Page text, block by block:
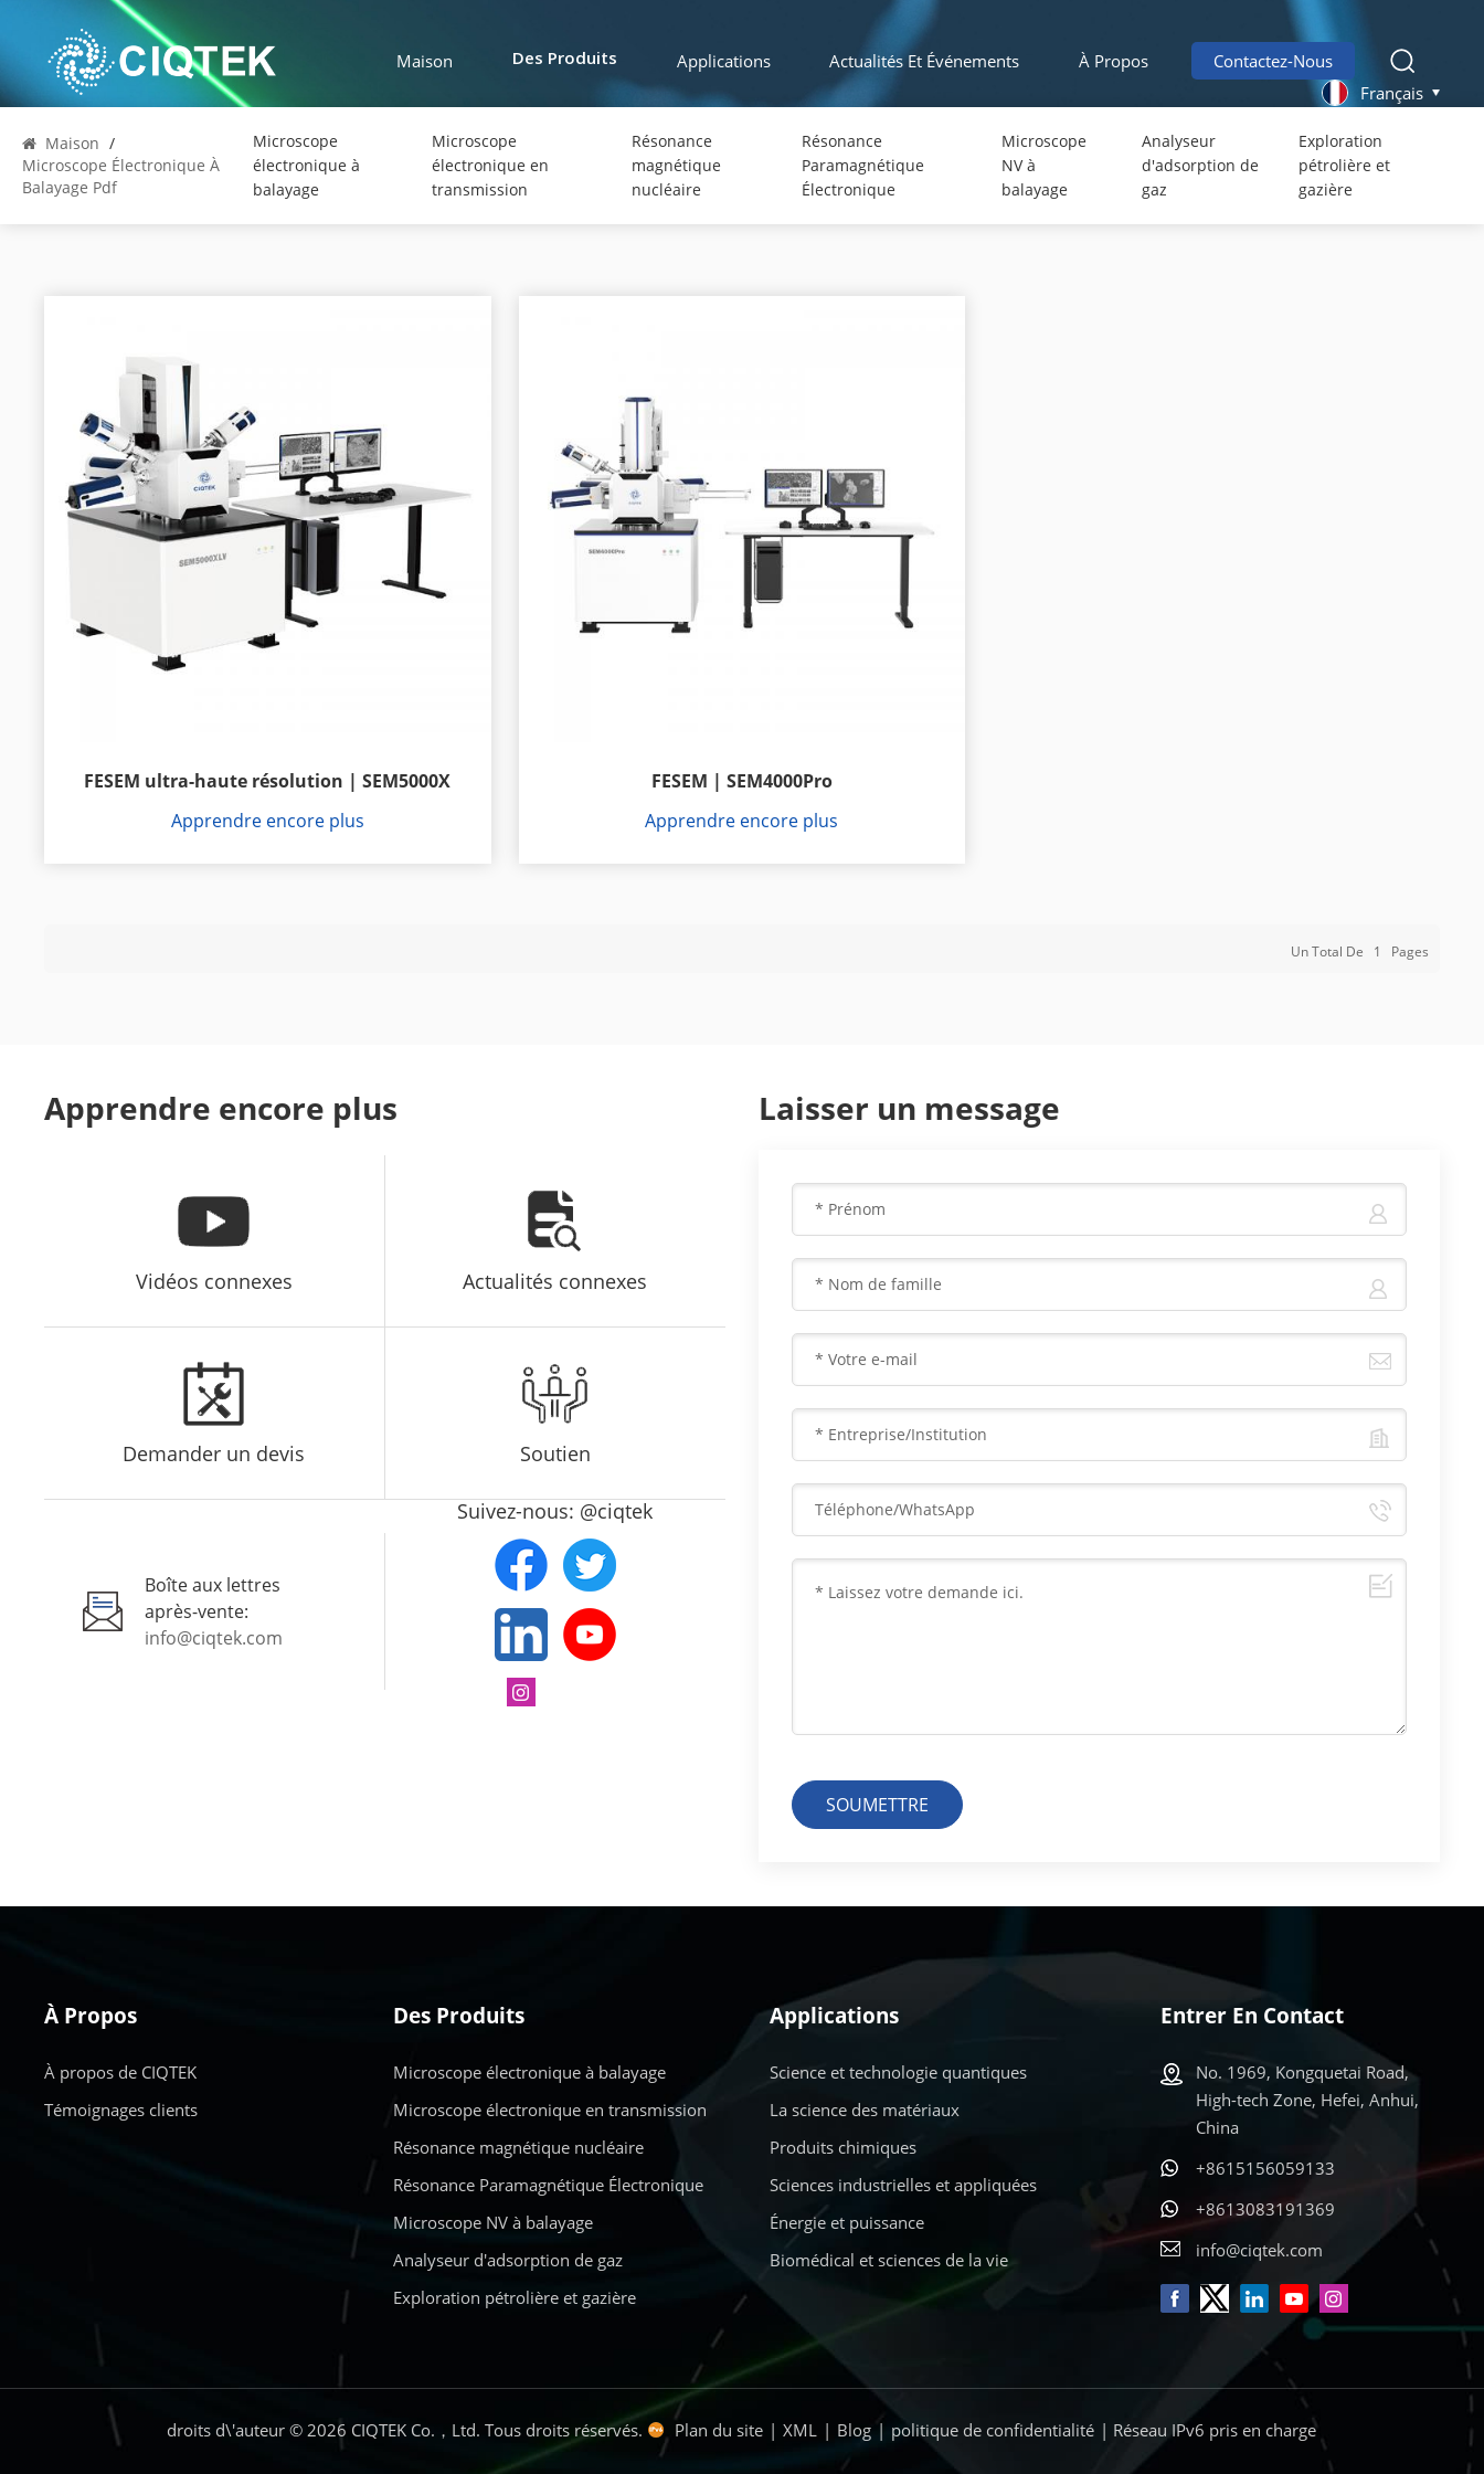
Maison Des Produits Applications Actualités Et Événements À Propos
Contactez-Nous
Français
Maison /
Microscope Électronique À
Balayage Pdf
Microscope
électronique à
balayage
Microscope
électronique en
transmission
Résonance
magnétique
nucléaire
Résonance
Paramagnétique
Électronique
Microscope
NV à
balayage
Analyseur
d'adsorption de
gaz
Exploration
pétrolière et
gazière
FESEM ultra-haute résolution | SEM5000X
Apprendre encore plus
FESEM | SEM4000Pro
Apprendre encore plus
Un Total De 1 Pages
Apprendre encore plus
Vidéos connexes Actualités connexes
Demander un devis Soutien
Boîte aux lettres
après-vente:
info@ciqtek.com
Suivez-nous: @ciqtek
Laisser un message
SOUMETTRE
À Propos
À propos de CIQTEK
Témoignages clients
Des Produits
Microscope électronique à balayage
Microscope électronique en transmission
Résonance magnétique nucléaire
Résonance Paramagnétique Électronique
Microscope NV à balayage
Analyseur d'adsorption de gaz
Exploration pétrolière et gazière
Applications
Science et technologie quantiques
La science des matériaux
Produits chimiques
Sciences industrielles et appliquées
Énergie et puissance
Biomédical et sciences de la vie
Entrer En Contact
No. 1969, Kongquetai Road,
High-tech Zone, Hefei, Anhui,
China
+8615156059133
+8613083191369
info@ciqtek.com
droits d\'auteur © 2026 CIQTEK Co.，Ltd. Tous droits réservés. Plan du site | XML | Blog | politique de confidentialité | Réseau IPv6 pris en charge